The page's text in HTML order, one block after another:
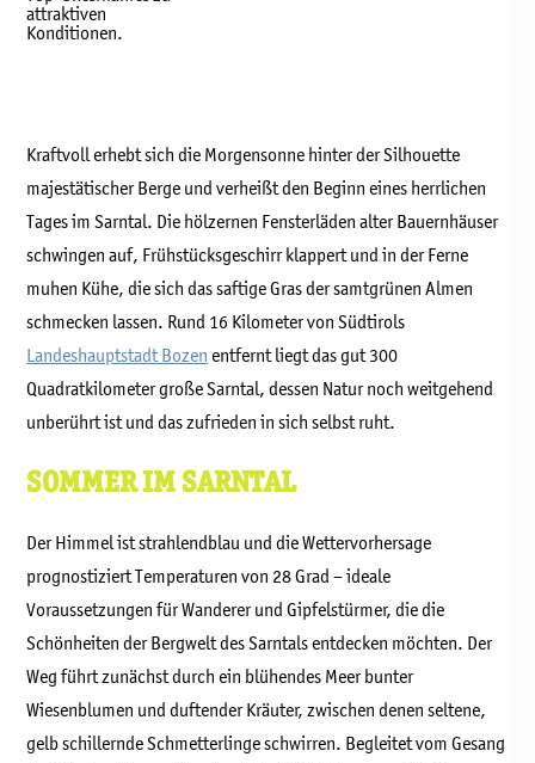
attraktiven
Konditionen.
Kraftvoll erhebt sich die Morgensonne hinter der Silhouette
majestätischer Berge und verheißt den Beginn eines herrlichen
Tages im Sarntal. Die hölzernen Fensterläden alter Bauernhäuser
schwingen auf, Frühstücksgeschirr klappert und in der Ferne
muhen Kühe, die sich das saftige Gras der samtgrünen Almen
schmecken lassen. Rund 16 Kilometer von Südtirols
Landeshauptstadt Bozen entfernt liegt das gut 300
Quadratkilometer große Sarntal, dessen Natur noch weitgehend
unberührt ist und das zufrieden in sich selbst ruht.
SOMMER IM SARNTAL
Der Himmel ist strahlendblau und die Wettervorhersage
prognostiziert Temperaturen von 28 Grad – ideale
Voraussetzungen für Wanderer und Gipfelstürmer, die die
Schönheiten der Bergwelt des Sarntals entdecken möchten. Der
Weg führt zunächst durch ein blühendes Meer bunter
Wiesenblumen und duftender Kräuter, zwischen denen seltene,
gelb schillernde Schmetterlinge schwirren. Begleitet vom Gesang